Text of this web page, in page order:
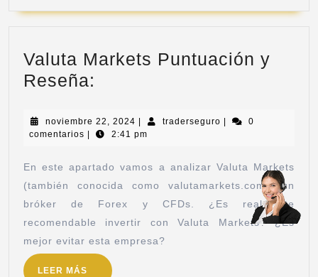
Valuta Markets Puntuación y
Reseña:
noviembre 22, 2024 traderseguro
0
comentarios
2:41 pm
En este apartado vamos a analizar Valuta Markets
(también conocida como valutamarkets.com), un
bróker de Forex y CFDs. ¿Es realmente
recomendable invertir con Valuta Markets? ¿Es
mejor evitar esta empresa?
LEER MÁS